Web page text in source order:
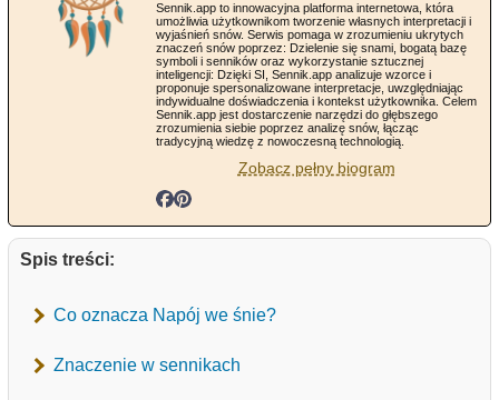
Sennik.app to innowacyjna platforma internetowa, która
umożliwia użytkownikom tworzenie własnych interpretacji i
wyjaśnień snów. Serwis pomaga w zrozumieniu ukrytych
znaczeń snów poprzez: Dzielenie się snami, bogatą bazę
symboli i senników oraz wykorzystanie sztucznej
inteligencji: Dzięki SI, Sennik.app analizuje wzorce i
proponuje spersonalizowane interpretacje, uwzględniając
indywidualne doświadczenia i kontekst użytkownika. Celem
Sennik.app jest dostarczenie narzędzi do głębszego
zrozumienia siebie poprzez analizę snów, łącząc
tradycyjną wiedzę z nowoczesną technologią.
Zobacz pełny biogram
Spis treści:
Co oznacza Napój we śnie?
Znaczenie w sennikach